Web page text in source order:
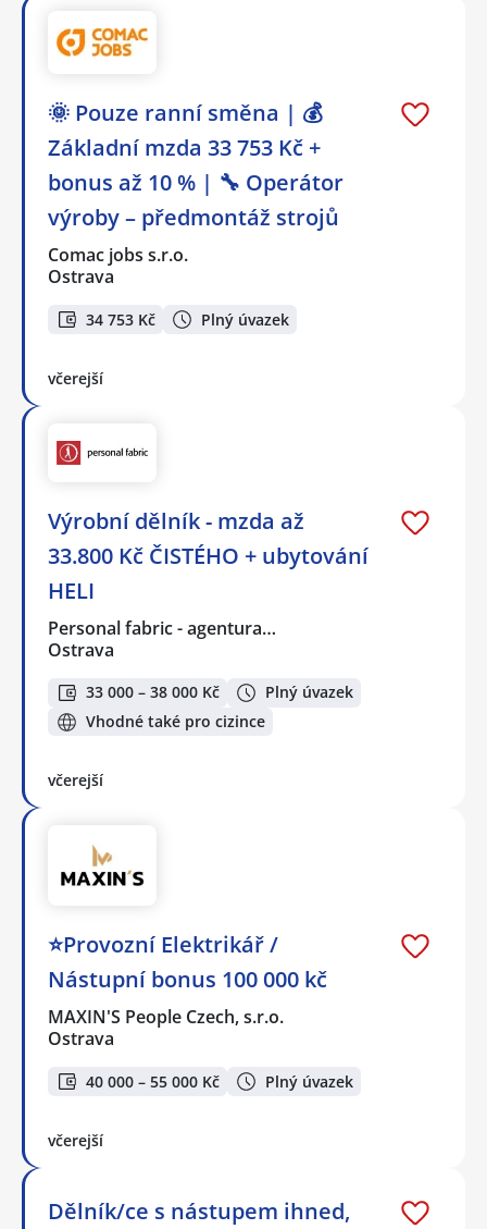
🌞 Pouze ranní směna | 💰
Základní mzda 33 753 Kč +
bonus až 10 % | 🔧 Operátor
výroby – předmontáž strojů
Comac jobs s.r.o.
Ostrava
34 753 Kč Plný úvazek
včerejší
Výrobní dělník - mzda až
33.800 Kč ČISTÉHO + ubytování
HELI
Personal fabric - agentura…
Ostrava
33 000 – 38 000 Kč
Plný úvazek
Vhodné také pro cizince
včerejší
⭐Provozní Elektrikář /
Nástupní bonus 100 000 kč
MAXIN'S People Czech, s.r.o.
Ostrava
40 000 – 55 000 Kč Plný úvazek
včerejší
Dělník/ce s nástupem ihned,